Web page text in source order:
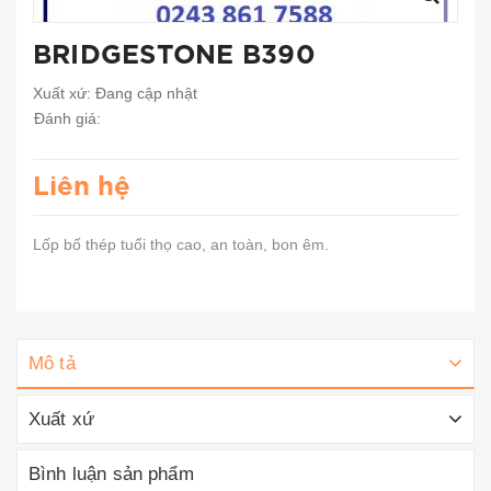
BRIDGESTONE B390
Xuất xứ: Đang cập nhật
Đánh giá:
Liên hệ
Lốp bố thép tuổi thọ cao, an toàn, bon êm.
Mô tả
Xuất xứ
Bình luận sản phẩm